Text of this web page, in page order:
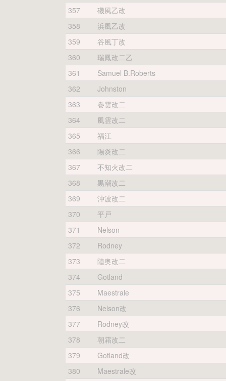
357
磯風乙改
358
浜風乙改
359
谷風丁改
360
瑞鳳改二乙
361
Samuel B.Roberts
362
Johnston
363
巻雲改二
364
風雲改二
365
福江
366
陽炎改二
367
不知火改二
368
黒潮改二
369
沖波改二
370
平戸
371
Nelson
372
Rodney
373
陸奥改二
374
Gotland
375
Maestrale
376
Nelson改
377
Rodney改
378
朝霜改二
379
Gotland改
380
Maestrale改